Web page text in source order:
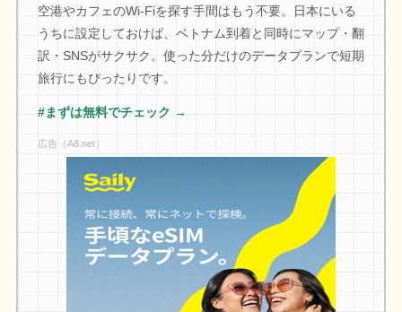
空港やカフェのWi-Fiを探す手間はもう不要。日本にいる
うちに設定しておけば、ベトナム到着と同時にマップ・翻
訳・SNSがサクサク。使った分だけのデータプランで短期
旅行にもぴったりです。
#まずは無料でチェック →
広告（A8.net）